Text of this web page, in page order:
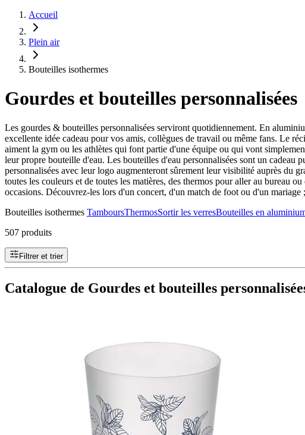
Accueil
Plein air
Bouteilles isothermes
Gourdes et bouteilles personnalisées
Les gourdes & bouteilles personnalisées serviront quotidiennement. En
excellente idée cadeau pour vos amis, collègues de travail ou même fans. Le
aiment la gym ou les athlètes qui font partie d'une équipe ou qui vont
leur propre bouteille d'eau. Les bouteilles d'eau personnalisées sont un
personnalisées avec leur logo augmenteront sûrement leur visibilité auprès du
toutes les couleurs et de toutes les matières, des thermos pour aller au bureau
occasions. Découvrez-les lors d'un concert, d'un match de foot ou d'un
Bouteilles isothermes TamboursThermosSortir les verresBouteilles en
507 produits
Filtrer et trier
Catalogue de Gourdes et bouteilles